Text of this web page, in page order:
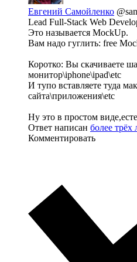
Евгений Самойленко
Lead Full-Stack Web
Это называется MockUp.
Вам надо гуглить: free
Коротко: Вы скачиваете
монитор\iphone\ipad\etc
И тупо вставляете туда
сайта\приложения\etc
Ну это в простом
Ответ написан более трёх
Комментировать